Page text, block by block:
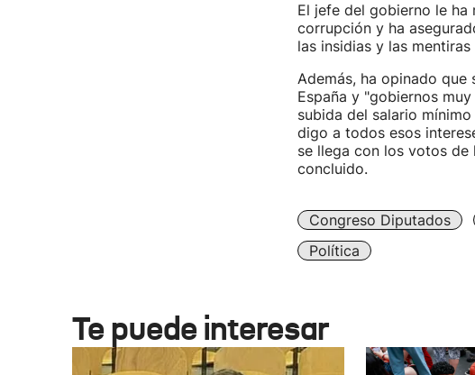
El jefe del gobierno le ha
corrupción y ha
las insidias y las
Además, ha opinado que
España y "gobiernos
subida del salario
digo a todos esos
se llega con los votos de
concluido.
Congreso Diputados
Política
Te puede interesar